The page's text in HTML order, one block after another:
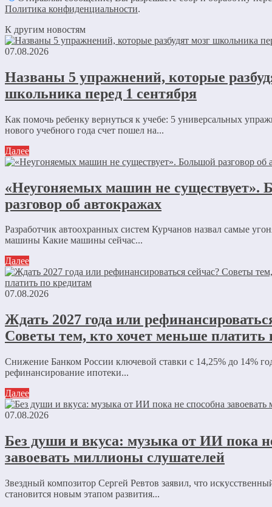
Политика конфиденциальности.
К другим новостям
07.08.2026
Названы 5 упражнений, которые
школьника перед 1 сентября
Как помочь ребенку вернуться к учебе: 5 универсальных
нового учебного года счет пошел на...
Далее
«Неугоняемых машин не существует».
разговор об автокражах
Разработчик автоохранных систем Курчанов назвал самые
машины Какие машины сейчас...
Далее
07.08.2026
Ждать 2027 года или
Советы тем, кто хочет меньше платить
Снижение Банком России ключевой ставки с 14,25% до 14%
рефинансирование ипотеки...
Далее
07.08.2026
Без души и вкуса: музыка от ИИ пока
завоевать миллионы слушателей
Звездный композитор Сергей Ревтов заявил, что
становится новым этапом развития...